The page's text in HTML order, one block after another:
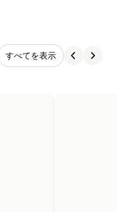
すべてを表示